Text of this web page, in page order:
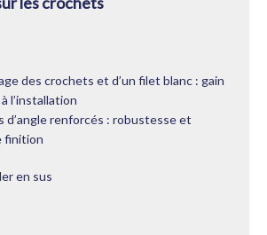
des crochets et d’un filet blanc : gain
l’installation
d’angle renforcés : robustesse et
finition
en sus